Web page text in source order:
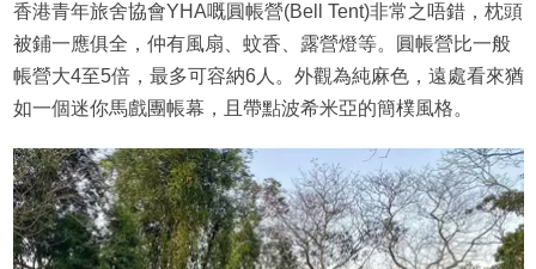
香港青年旅舍協會YHA嘅圓帳營(Bell Tent)非常之唔錯，枕頭
被鋪一應俱全，仲有風扇、蚊香、露營燈等。圓帳營比一般
帳營大4至5倍，最多可容納6人。外觀為純麻色，遠處看來猶
如一個迷你馬戲團帳幕，且帶點波希米亞的簡樸風格。